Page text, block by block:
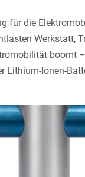
für die
Werkstatt,
boomt
Lithium-Ionen-